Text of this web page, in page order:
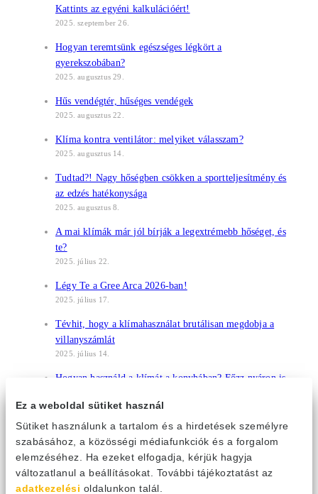
Ez a weboldal sütiket használ
Sütiket használunk a tartalom és a hirdetések személyre
szabásához, a közösségi médiafunkciók és a forgalom
elemzéséhez. Ha ezeket elfogadja, kérjük hagyja
változatlanul a beállításokat. További tájékoztatást az
adatkezelési oldalunkon talál.
Kattints az egyéni kalkulációért!
2025. szeptember 26.
Hogyan teremtsünk egészséges légkört a
gyerekszobában?
2025. augusztus 29.
Hűs vendégtér, hűséges vendégek
2025. augusztus 22.
Klíma kontra ventilátor: melyiket válasszam?
2025. augusztus 14.
Tudtad?! Nagy hőségben csökken a sportteljesítmény és
az edzés hatékonysága
2025. augusztus 8.
A mai klímák már jól bírják a legextrémebb hőséget, és
te?
2025. július 22.
Légy Te a Gree Arca 2026-ban!
2025. július 17.
Tévhit, hogy a klímahasználat brutálisan megdobja a
villanyszámlát
2025. július 14.
Hogyan használd a klímát a konyhában? Főzz nyáron is
2025. július 1.
Légkondi a nyaralóban?
2025. június 17.
Mobilklíma vagy split klíma?
2025. június 11.